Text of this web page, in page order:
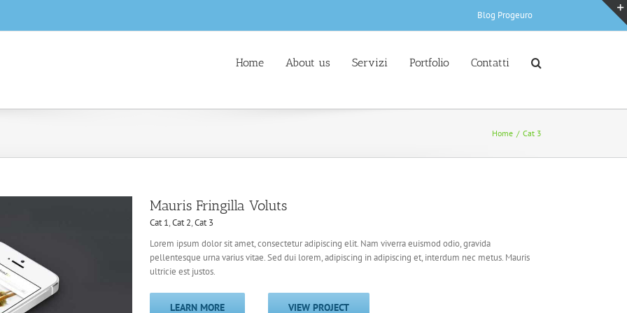
Blog Progeuro
Home About us Servizi Portfolio Contatti
Home / Cat 3
Mauris Fringilla Voluts
Cat 1,Cat 2,Cat 3
Lorem ipsum dolor sit amet, consectetur adipiscing elit. Nam viverra euismod odio, gravida
pellentesque urna varius vitae. Sed dui lorem, adipiscing in adipiscing et, interdum nec metus. Mauris
ultricie est justos.
LEARN MORE VIEW PROJECT